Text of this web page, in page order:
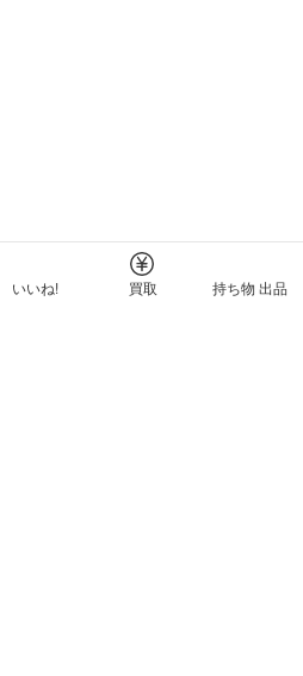
いいね! 買取 持ち物 出品